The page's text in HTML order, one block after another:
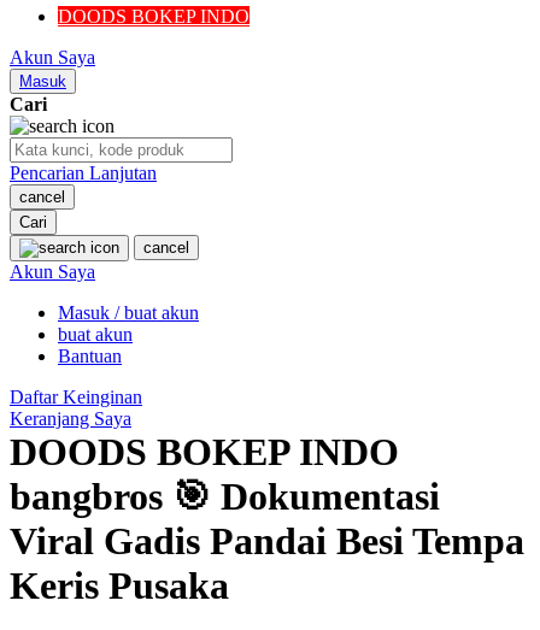
Oh Ma Grain
P
Peachy
Phil & Ted's
Philips Avent
Pigeon
Ponycycle
Puma
DOODS BOKEP INDO
Akun Saya
Masuk
Cari
Pencarian Lanjutan
cancel
Cari
cancel
Akun Saya
Masuk / buat akun
buat akun
Bantuan
Daftar Keinginan
Keranjang Saya
DOODS BOKEP INDO
bangbros 🎯 Dokumentasi
Viral Gadis Pandai Besi Tempa
Keris Pusaka